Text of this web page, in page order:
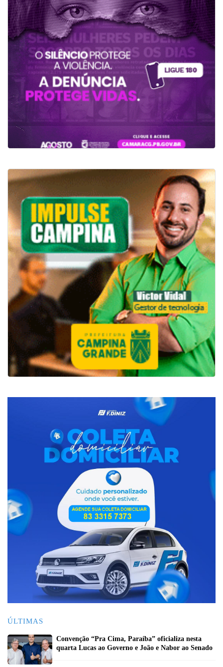
ÚLTIMAS
Convenção “Pra Cima, Paraíba” oficializa nesta
quarta Lucas ao Governo e João e Nabor ao Senado